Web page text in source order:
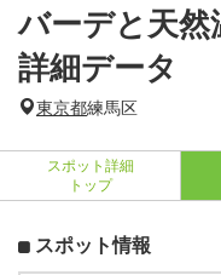
バーデと天然
詳細データ
東京都練馬区
スポット詳細
トップ
スポット情報